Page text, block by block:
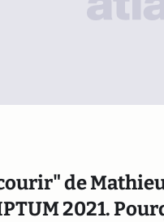
de
2021.